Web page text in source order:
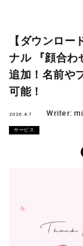
【ダウンロー
ナル 『顔合わ
追加！名前や
可能！
2026.4.7 Writer:
サービス